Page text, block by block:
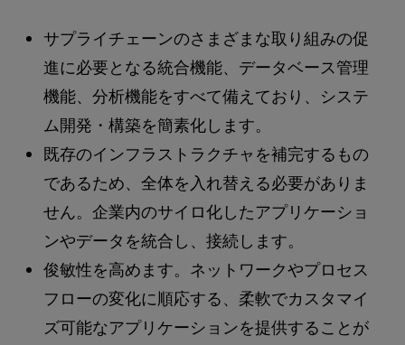
サプライチェーンのさまざまな取り組みの促
進に必要となる統合機能、データベース管理
機能、分析機能をすべて備えており、システ
ム開発・構築を簡素化します。
既存のインフラストラクチャを補完するもの
であるため、全体を入れ替える必要がありま
せん。企業内のサイロ化したアプリケーショ
ンやデータを統合し、接続します。
俊敏性を高めます。ネットワークやプロセス
フローの変化に順応する、柔軟でカスタマイ
ズ可能なアプリケーションを提供することが